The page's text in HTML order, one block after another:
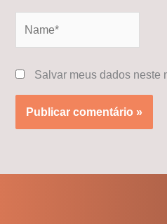
Salvar meus dados neste